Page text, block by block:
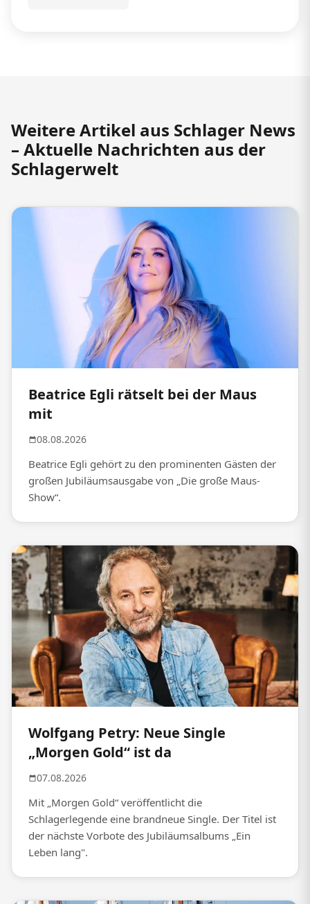
Weitere Artikel aus Schlager News
– Aktuelle Nachrichten aus der
Schlagerwelt
Beatrice Egli rätselt bei der Maus
mit
08.08.2026
Beatrice Egli gehört zu den prominenten Gästen der
großen Jubiläumsausgabe von „Die große Maus-
Show“.
Wolfgang Petry: Neue Single
„Morgen Gold“ ist da
07.08.2026
Mit „Morgen Gold“ veröffentlicht die
Schlagerlegende eine brandneue Single. Der Titel ist
der nächste Vorbote des Jubiläumsalbums „Ein
Leben lang".